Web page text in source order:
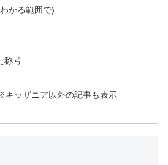
かる範囲で)
称号
ッザニア以外の記事も表示